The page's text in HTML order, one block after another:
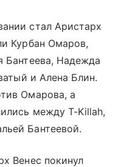
стал Аристарх
Курбан Омаров,
Бантеева, Надежда
и Алена Блин.
Омарова, а
между T-Killah,
Бантеевой.
Венес покинул